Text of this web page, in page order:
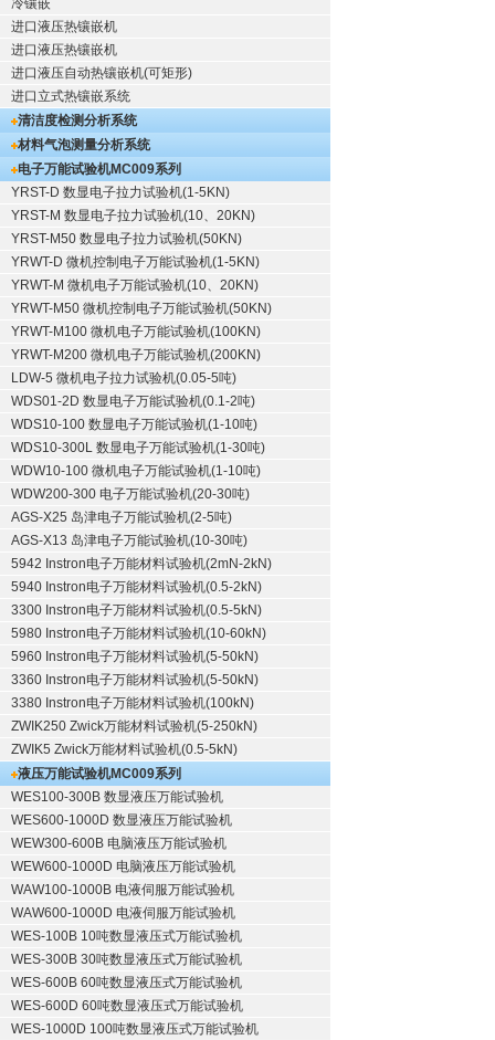
冷镶嵌
进口液压热镶嵌机
进口液压热镶嵌机
进口液压自动热镶嵌机(可矩形)
进口立式热镶嵌系统
清洁度检测分析系统
材料气泡测量分析系统
电子万能试验机MC009系列
YRST-D 数显电子拉力试验机(1-5KN)
YRST-M 数显电子拉力试验机(10、20KN)
YRST-M50 数显电子拉力试验机(50KN)
YRWT-D 微机控制电子万能试验机(1-5KN)
YRWT-M 微机电子万能试验机(10、20KN)
YRWT-M50 微机控制电子万能试验机(50KN)
YRWT-M100 微机电子万能试验机(100KN)
YRWT-M200 微机电子万能试验机(200KN)
LDW-5 微机电子拉力试验机(0.05-5吨)
WDS01-2D 数显电子万能试验机(0.1-2吨)
WDS10-100 数显电子万能试验机(1-10吨)
WDS10-300L 数显电子万能试验机(1-30吨)
WDW10-100 微机电子万能试验机(1-10吨)
WDW200-300 电子万能试验机(20-30吨)
AGS-X25 岛津电子万能试验机(2-5吨)
AGS-X13 岛津电子万能试验机(10-30吨)
5942 Instron电子万能材料试验机(2mN-2kN)
5940 Instron电子万能材料试验机(0.5-2kN)
3300 Instron电子万能材料试验机(0.5-5kN)
5980 Instron电子万能材料试验机(10-60kN)
5960 Instron电子万能材料试验机(5-50kN)
3360 Instron电子万能材料试验机(5-50kN)
3380 Instron电子万能材料试验机(100kN)
ZWIK250 Zwick万能材料试验机(5-250kN)
ZWIK5 Zwick万能材料试验机(0.5-5kN)
液压万能试验机MC009系列
WES100-300B 数显液压万能试验机
WES600-1000D 数显液压万能试验机
WEW300-600B 电脑液压万能试验机
WEW600-1000D 电脑液压万能试验机
WAW100-1000B 电液伺服万能试验机
WAW600-1000D 电液伺服万能试验机
WES-100B 10吨数显液压式万能试验机
WES-300B 30吨数显液压式万能试验机
WES-600B 60吨数显液压式万能试验机
WES-600D 60吨数显液压式万能试验机
WES-1000D 100吨数显液压式万能试验机